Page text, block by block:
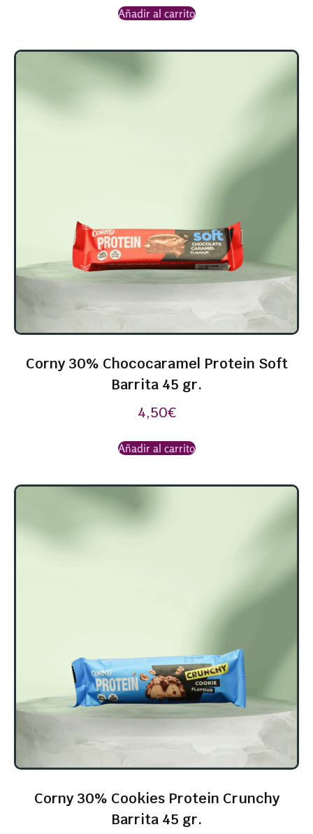
Añadir al carrito
Corny 30% Chococaramel Protein Soft
Barrita 45 gr.
4,50€
Añadir al carrito
Corny 30% Cookies Protein Crunchy
Barrita 45 gr.